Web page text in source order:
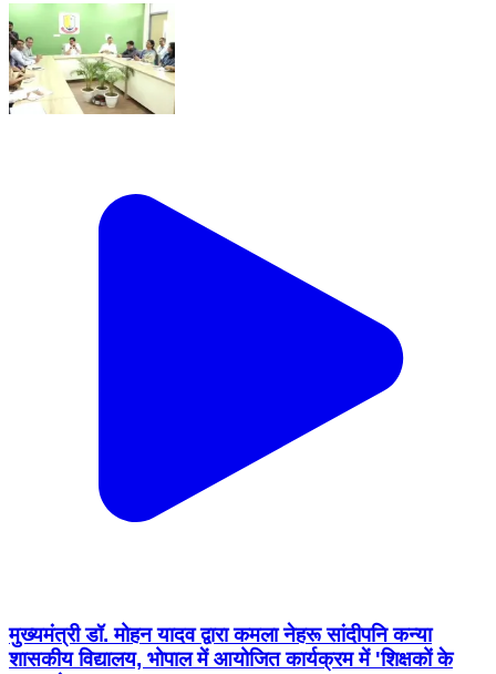
मुख्यमंत्री डॉ. मोहन यादव द्वारा कमला नेहरू सांदीपनि कन्या
शासकीय विद्यालय, भोपाल में आयोजित कार्यक्रम में 'शिक्षकों के